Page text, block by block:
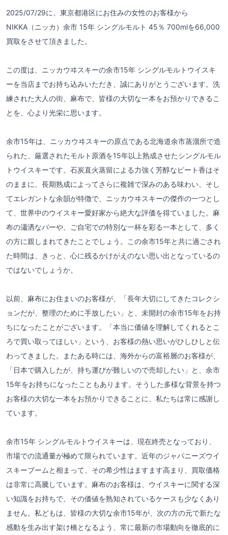
2025/07/29に、東京都港区にお住みの女性のお客様から
NIKKA（ニッカ）余市 15年 シングルモルト 45％ 700mlを66,000
買取をさせて頂きました。
この度は、ニッカウヰスキーの余市15年 シングルモルトウイスキ
ーを当店までお持ち込みいただき、誠にありがとうございます。洗
練された大人の街、麻布で、皆様の大切な一本をお預かりできるこ
とを、心より光栄に思います。
余市15年は、ニッカウヰスキーの原点である北海道余市蒸溜所で造
られた、厳選されたモルト原酒を15年以上熟成させたシングルモル
トウイスキーです。石炭直火蒸留による力強く芳醇なピート香はそ
のままに、長期熟成によってさらに複雑で深みのある味わい、そし
てエレガントな余韻が特徴で、ニッカウヰスキーの傑作の一つとし
て、世界中のウイスキー愛好家から絶大な評価を得ていました。麻
布の瀟洒なバーや、ご自宅での特別な一杯を彩る一本として、多く
の方に親しまれてきたことでしょう。この余市15年と共に過ごされ
た時間は、きっと、心に残るかけがえのない思い出となっているの
ではないでしょうか。
以前、麻布にお住まいのお客様が、「長年大切にしてきたコレクシ
ョンだが、整理のために手放したい」と、未開封の余市15年をお持
ちになったことがございます。「本当に価値を理解してくれるとこ
ろで買い取ってほしい」という、お客様の熱い思いがひしひしと伝
わってきました。またある時には、海外からの富裕層のお客様が、
「日本で購入したが、持ち運びが難しいので売却したい」と、余市
15年をお持ちになったこともあります。そうした多様な背景を持つ
お客様の大切な一本をお預かりできることに、私たちは常に感謝し
ています。
余市15年 シングルモルトウイスキーは、現在終売となっており、
市場での流通量が極めて限られています。近年のジャパニーズウイ
スキーブームと相まって、その希少性はますます高まり、買取価格
は非常に高騰しています。麻布のお客様は、ウイスキーに関する深
い知識をお持ちで、その価値を熟知されているケースも少なくあり
ません。私どもは、皆様の大切な余市15年が、次の方の元で新たな
感動を生み出す架け橋となるよう、常に最新の市場動向を徹底的に